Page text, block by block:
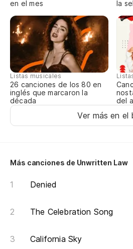
en el mes la
Listas musicales
26 canciones de los 80 en
inglés que marcaron la
década
del
Ver más en el
Más canciones de Unwritten Law
Denied
The Celebration Song
California Sky